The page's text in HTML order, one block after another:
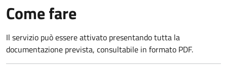
Come fare
Il servizio può essere attivato presentando tutta la
documentazione prevista, consultabile in formato PDF.